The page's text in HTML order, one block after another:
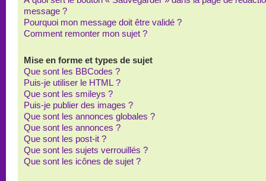
message ?
Pourquoi mon message doit être validé ?
Comment remonter mon sujet ?
Mise en forme et types de sujet
Que sont les BBCodes ?
Puis-je utiliser le HTML ?
Que sont les smileys ?
Puis-je publier des images ?
Que sont les annonces globales ?
Que sont les annonces ?
Que sont les post-it ?
Que sont les sujets verrouillés ?
Que sont les icônes de sujet ?